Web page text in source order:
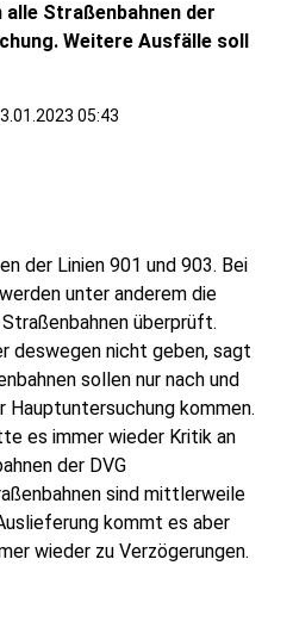
alle Straßenbahnen der
Weitere Ausfälle soll
05:43
der Linien 901 und 903. Bei
unter anderem die
überprüft.
deswegen nicht geben, sagt
sollen nur nach und
kommen.
es immer wieder Kritik an
der DVG
sind mittlerweile
kommt es aber
wieder zu Verzögerungen.